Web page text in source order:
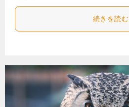
続きを読む